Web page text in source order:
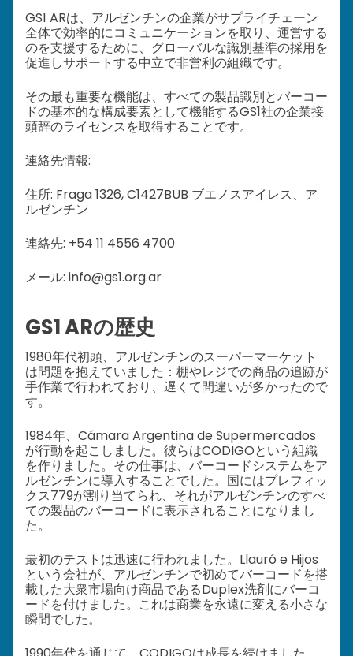
GS1 ARは、アルゼンチンの企業がサプライチェーン
全体で効率的にコミュニケーションを取り、運営する
のを支援するために、グローバルな識別基準の採用を
促進しサポートする中立で非営利の組織です。
その最も重要な機能は、すべての製品識別とバーコー
ドの基本的な構成要素として機能するGS1社の企業接
頭辞のライセンスを取得することです。
連絡先情報:
住所: Fraga 1326, C1427BUB ブエノスアイレス、ア
ルゼンチン
連絡先: +54 11 4556 4700
メール: info@gs1.org.ar
GS1 ARの歴史
1980年代初頭、アルゼンチンのスーパーマーケット
は問題を抱えていました：棚やレジでの商品の追跡が
手作業で行われており、遅くて間違いが多かったので
す。
1984年、Cámara Argentina de Supermercados
が行動を起こしました。彼らはCODIGOという組織
を作りました。その仕事は、バーコードシステムをア
ルゼンチンに導入することでした。国にはプレフィッ
クス779が割り当てられ、それがアルゼンチンのすべ
ての製品のバーコードに表示されることになりまし
た。
最初のテストは迅速に行われました。Llauró e Hijos
という会社が、アルゼンチンで初めてバーコードを搭
載した大衆市場向け商品であるDuplex洗剤にバーコ
ードを付けました。これは商業を永遠に変える小さな
瞬間でした。